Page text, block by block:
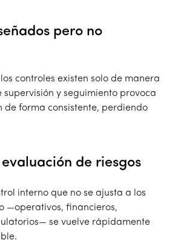
pero no
controles existen solo de manera
y seguimiento provoca
de forma consistente, perdiendo
de riesgos
interno que no se ajusta a los
—operativos, financieros,
se vuelve rápidamente